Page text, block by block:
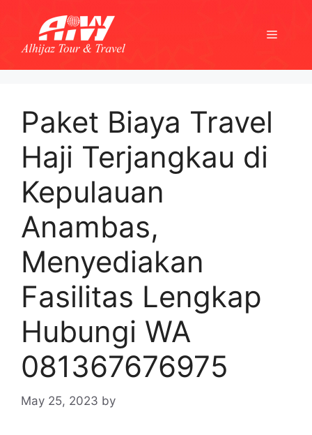
content
Menu
Paket Biaya Travel
Haji Terjangkau di
Kepulauan
Anambas,
Menyediakan
Fasilitas Lengkap
Hubungi WA
081367676975
May 25, 2023 by